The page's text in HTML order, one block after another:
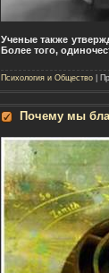
Ученые также
Более того,
Психология и Общество|
Почему мы